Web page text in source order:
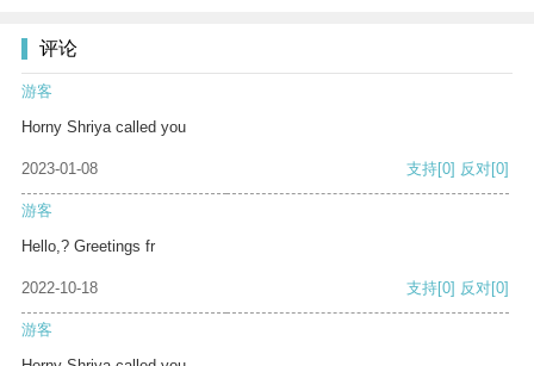
评论
游客
Horny Shriya called you
2023-01-08 支持[0] 反对[0]
游客
Hello,? Greetings fr
2022-10-18 支持[0] 反对[0]
游客